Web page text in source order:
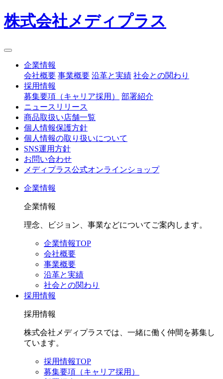
株式会社メディプラス
企業情報
会社概要 事業概要 沿革と実績 社会との関わり
採用情報
募集要項（キャリア採用）
部署紹介
ニュースリリース
商品取扱い店舗一覧
個人情報保護方針
個人情報の取り扱いについて
SNS運用方針
お問い合わせ
メディプラス公式オンラインショップ
企業情報
企業情報
理念、ビジョン、事業などについてご案内します。
企業情報TOP
会社概要
事業概要
沿革と実績
社会との関わり
採用情報
採用情報
株式会社メディプラスでは、一緒に働く仲間を募集し
ています。
採用情報TOP
募集要項（キャリア採用）